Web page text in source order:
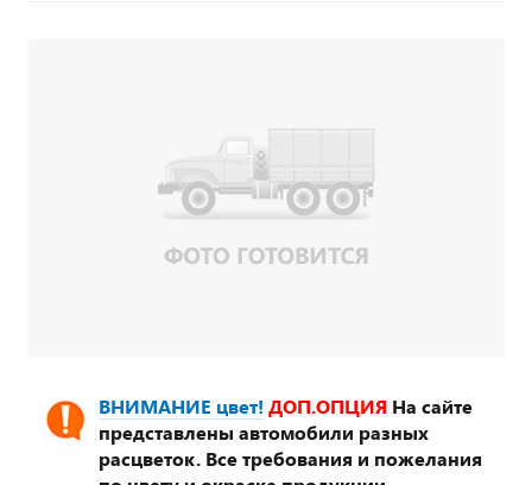
ВНИМАНИЕ цвет! ДОП.ОПЦИЯ На сайте
представлены автомобили разных
расцветок. Все требования и пожелания